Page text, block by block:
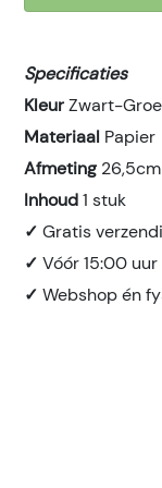
Specificaties
KleurZwart-
Materiaal Papier
Afmeting
Inhoud1 stuk
✓Gratis
✓Vóór 15:00
✓Webshop én